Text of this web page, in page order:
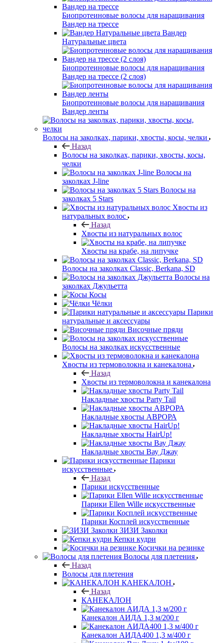
Биопротеиновые волосы для наращивания
Вандер на трессе
Вандер
Натуральные цвета
Биопротеиновые волосы для наращивания
Вандер на трессе (2 слоя)
Биопротеиновые волосы для наращивания
Вандер ленты
Волосы на заколках, парики, хвосты, косы, челки
Назад
Волосы на заколках, парики, хвосты, косы,
челки
Волосы на
заколках J-line
Волосы на
заколках 5 Stars
Хвосты из
натуральных волос
Назад
Хвосты из натуральных волос
Хвосты на крабе, на липучке
Волосы на заколках Classic, Berkana, SD
Волосы на
заколках Джульетта
Косы
Чёлки
Парики
натуральные и аксессуары
Височные пряди
Волосы на заколках искусственные
Хвосты из термоволокна и канекалона
Назад
Хвосты из термоволокна и канекалона
Накладные хвосты Party Tail
Накладные хвосты АВРОРА
Накладные хвосты HairUp!
Накладные хвосты Вау Джау
Парики
искусственные
Назад
Парики искусственные
Парики Ellen Wille искусственные
Парики Косплей искусственные
ЗИЗИ Заколки
Кепки кудри
Косички на резинке
Волосы для плетения
Назад
Волосы для плетения
КАНЕКАЛОН
Назад
КАНЕКАЛОН
Канекалон АИДА 1,3 м/200 г
Канекалон АИДА400 1,3 м/400 г